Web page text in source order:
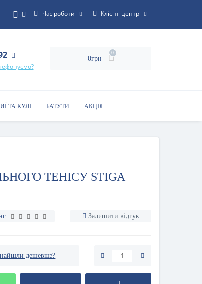
Час роботи Клієнт-центр
0грн
0
ТА КУЛІ БАТУТИ АКЦІЯ
ТЕНІСУ STIGA
Залишити відгук
дешевше?